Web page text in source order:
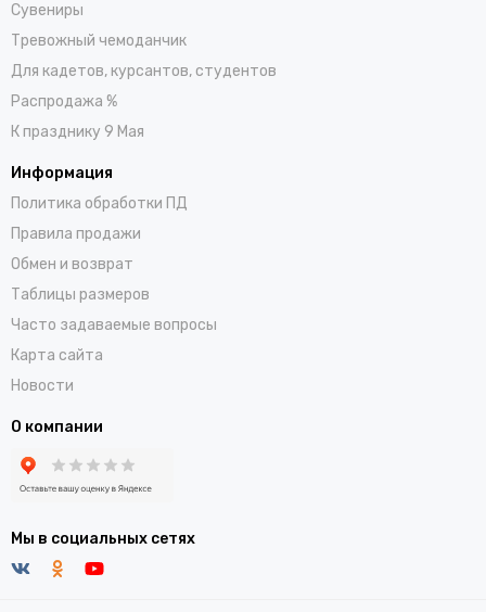
Сувениры
Тревожный чемоданчик
Для кадетов, курсантов, студентов
Распродажа %
К празднику 9 Мая
Информация
Политика обработки ПД
Правила продажи
Обмен и возврат
Таблицы размеров
Часто задаваемые вопросы
Карта сайта
Новости
О компании
Мы в социальных сетях